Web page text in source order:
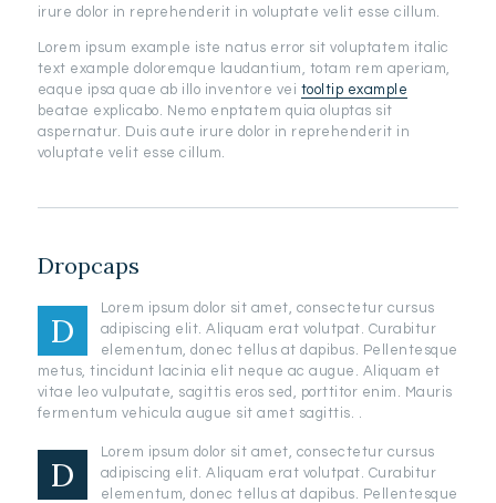
irure dolor in reprehenderit in voluptate velit esse cillum.
Lorem ipsum example iste natus error sit voluptatem italic
text example doloremque laudantium, totam rem aperiam,
eaque ipsa quae ab illo inventore vei tooltip example
beatae explicabo. Nemo enptatem quia oluptas sit
aspernatur. Duis aute irure dolor in reprehenderit in
voluptate velit esse cillum.
Dropcaps
D
Lorem ipsum dolor sit amet, consectetur cursus
adipiscing elit. Aliquam erat volutpat. Curabitur
elementum, donec tellus at dapibus. Pellentesque
metus, tincidunt lacinia elit neque ac augue. Aliquam et
vitae leo vulputate, sagittis eros sed, porttitor enim. Mauris
fermentum vehicula augue sit amet sagittis. .
D
Lorem ipsum dolor sit amet, consectetur cursus
adipiscing elit. Aliquam erat volutpat. Curabitur
elementum, donec tellus at dapibus. Pellentesque